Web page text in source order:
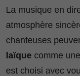
La musique en
atmosphère
chanteuses
laïque comme une
est choisi avec